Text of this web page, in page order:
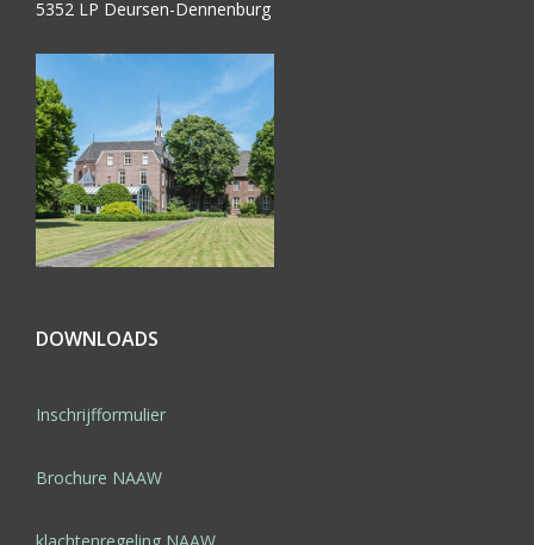
5352 LP Deursen-Dennenburg
DOWNLOADS
Inschrijfformulier
Brochure NAAW
klachtenregeling NAAW